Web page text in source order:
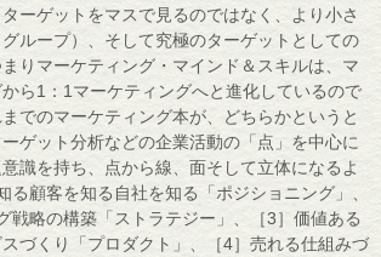
ーゲットをマスで見るのではなく、より小さ
ループ）、そして究極のターゲットとしての
りマーケティング・マインド＆スキルは、マ
ら1：1マーケティングへと進化しているので
でのマーケティング本が、どちらかというと
ゲット分析などの企業活動の「点」を中心に
識を持ち、点から線、面そして立体になるよ
る顧客を知る自社を知る「ポジショニング」、
戦略の構築「ストラテジー」、［3］価値ある
づくり「プロダクト」、［4］売れる仕組みづ